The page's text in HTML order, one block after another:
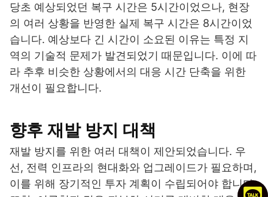
당초 예상되었던 복구 시간은 5시간이었으나, 현장
의 여러 상황을 반영한 실제 복구 시간은 8시간이었
습니다. 예상보다 긴 시간이 소요된 이유는 특정 지
역의 기술적 문제가 발견되었기 때문입니다. 이에 따
라 추후 비슷한 상황에서의 대응 시간 단축을 위한
개선이 필요합니다.
향후 재발 방지 대책
재발 방지를 위한 여러 대책이 제안되었습니다. 우
선, 전력 인프라의 현대화와 업그레이드가 필요하며,
이를 위해 장기적인 투자 계획이 수립되어야 합니다.